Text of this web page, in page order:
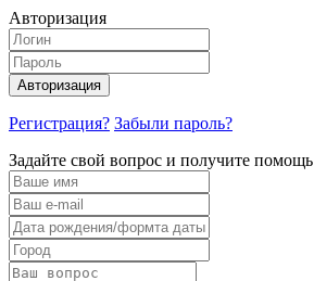
Авторизация
Авторизация
Регистрация? Забыли пароль?
Задайте свой вопрос и получите помощь